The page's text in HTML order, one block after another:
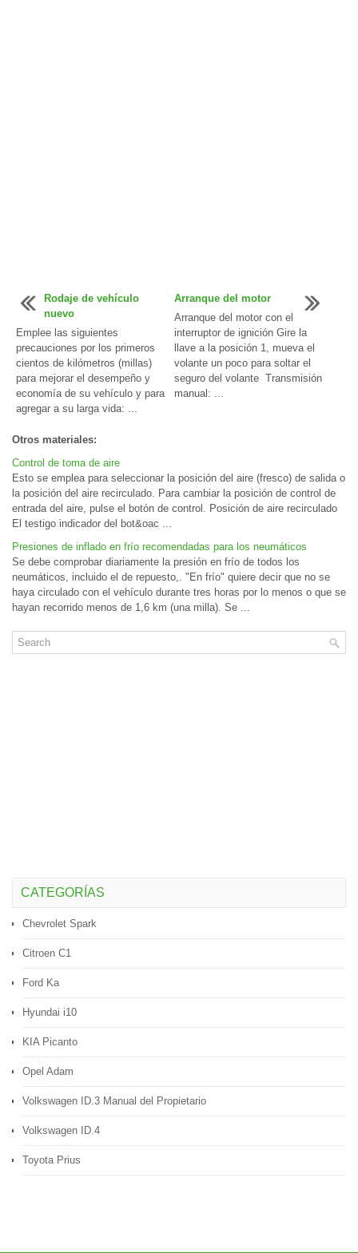
Rodaje de vehículo
nuevo
Emplee las siguientes
precauciones por los primeros
cientos de kilómetros (millas)
para mejorar el desempeño y
economía de su vehículo y para
agregar a su larga vida: ...
Arranque del motor
Arranque del motor con el
interruptor de ignición Gire la
llave a la posición 1, mueva el
volante un poco para soltar el
seguro del volante Transmisión
manual: ...
Otros materiales:
Control de toma de aire
Esto se emplea para seleccionar la posición del aire (fresco) de salida o
la posición del aire recirculado. Para cambiar la posición de control de
entrada del aire, pulse el botón de control. Posición de aire recirculado
El testigo indicador del bot&oac ...
Presiones de inflado en frío recomendadas para los neumáticos
Se debe comprobar diariamente la presión en frío de todos los
neumáticos, incluido el de repuesto,. "En frío" quiere decir que no se
haya circulado con el vehículo durante tres horas por lo menos o que se
hayan recorrido menos de 1,6 km (una milla). Se ...
CATEGORÍAS
Chevrolet Spark
Citroen C1
Ford Ka
Hyundai i10
KIA Picanto
Opel Adam
Volkswagen ID.3 Manual del Propietario
Volkswagen ID.4
Toyota Prius